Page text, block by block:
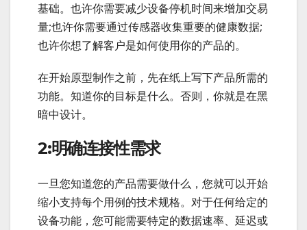
基础。也许你需要减少设备停机时间来增加交易
量;也许你需要通过传感器收集重要的健康数据;
也许你想了解客户是如何使用你的产品的。
在开始原型制作之前，先在纸上写下产品所需的
功能。知道你的目标是什么。否则，你就是在黑
暗中设计。
2:明确连接性需求
一旦您知道您的产品需要做什么，您就可以开始
缩小支持每个用例的技术规格。对于任何给定的
设备功能，您可能需要特定的数据速率、延迟或